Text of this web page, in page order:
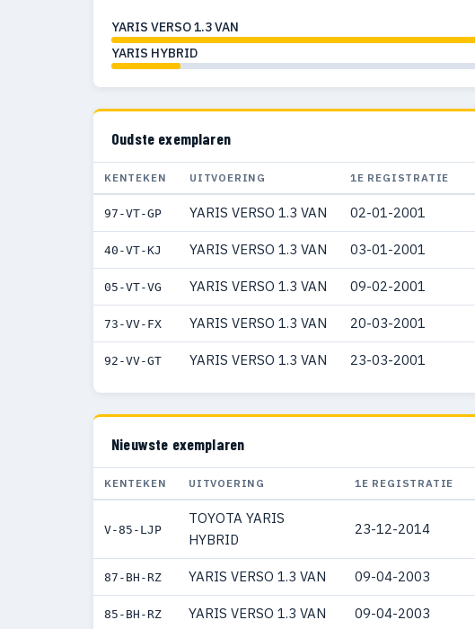
YARIS VERSO 1.3 VAN
YARIS HYBRID
Oudste exemplaren
KENTEKEN UITVOERING 1E REGISTRATIE
97-VT-GP YARIS VERSO 1.3 VAN 02-01-2001
40-VT-KJ YARIS VERSO 1.3 VAN 03-01-2001
05-VT-VG YARIS VERSO 1.3 VAN 09-02-2001
73-VV-FX YARIS VERSO 1.3 VAN 20-03-2001
92-VV-GT YARIS VERSO 1.3 VAN 23-03-2001
Nieuwste exemplaren
KENTEKEN UITVOERING 1E REGISTRATIE
V-85-LJP
TOYOTA YARIS
HYBRID
23-12-2014
87-BH-RZ YARIS VERSO 1.3 VAN 09-04-2003
85-BH-RZ YARIS VERSO 1.3 VAN 09-04-2003